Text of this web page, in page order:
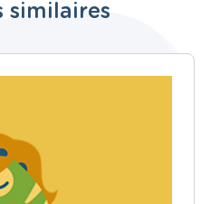
similaires